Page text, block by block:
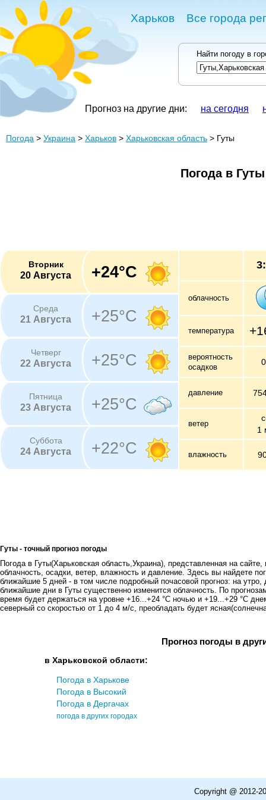
Харьков Все города
Найти погоду в
Прогноз на другие дни: на сегодня
Погода > Украина > Харьков > Харьковская область > Гуты
Погода в Гуты
Вторник
20 Августа +24°C
Среда
21 Августа +25°C
Четверг
22 Августа +25°C
Пятница
23 Августа +25°C
Суббота
24 Августа +22°C
облачность
температура
вероятность
осадков
давление
ветер
1
влажность
Гуты - точный прогноз погоды
Погода в Гуты(Харьковская область,Украина), представленная на
облачность, осадки, ветер, влажность и давление. Здесь вы найдете
ближайшие 5 дней - в том числе подробный почасовой прогноз: на
ближайшие дни в Гуты существенно изменится облачность. По
время будет держаться на уровне +16...+24 °C ночью и +19...+29 °C
северный со скоростью от 1 до 4 м/с, преобладать будет
Прогноз погоды в
в Харьковской области:
Погода в Харькове
Погода в Высокий
Погода в Дергачах
погода в других городах
Copyright @ 2012-